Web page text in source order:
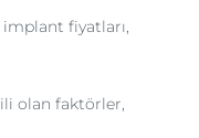
fiyatları,
olan faktörler,